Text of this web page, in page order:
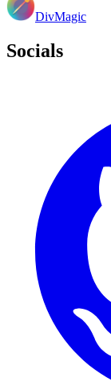
DivMagic
Socials